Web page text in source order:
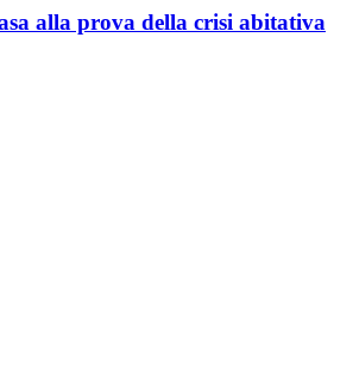
alla prova della crisi abitativa